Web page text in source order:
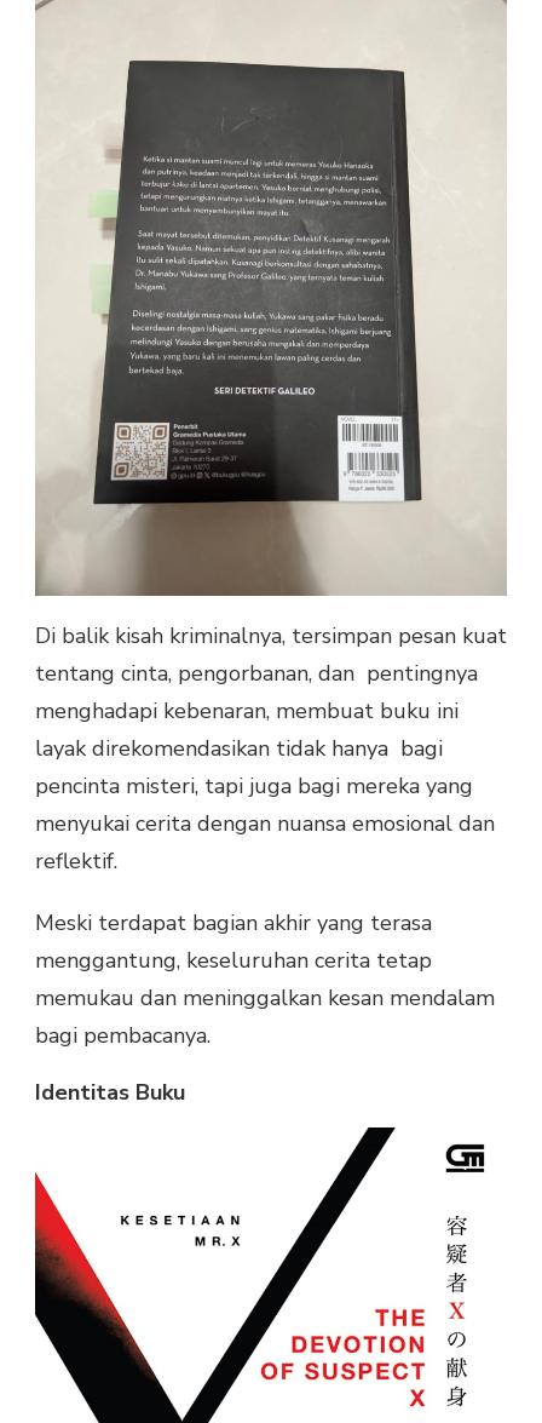
Di balik kisah kriminalnya, tersimpan pesan kuat
tentang cinta, pengorbanan, dan pentingnya
menghadapi kebenaran, membuat buku ini
layak direkomendasikan tidak hanya bagi
pencinta misteri, tapi juga bagi mereka yang
menyukai cerita dengan nuansa emosional dan
reflektif.
Meski terdapat bagian akhir yang terasa
menggantung, keseluruhan cerita tetap
memukau dan meninggalkan kesan mendalam
bagi pembacanya.
Identitas Buku